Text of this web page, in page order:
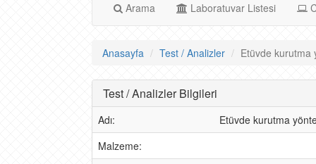
Arama Laboratuvar Listesi
Anasayfa Test / Analizler Etüvde kurutma
Test / Analizler Bilgileri
Adı:
Etüvde kurutma
Malzeme: